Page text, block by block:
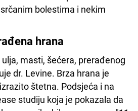
bolestima i nekim
hrana
masti, šećera, prerađenog
dr. Levine. Brza hrana je
štetna. Podsjeća i na
studiju koja je pokazala da